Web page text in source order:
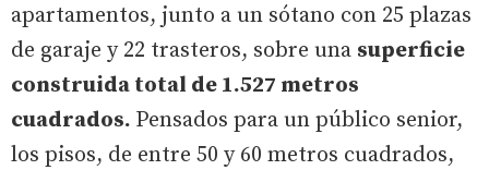
apartamentos, junto a un sótano con 25 plazas
de garaje y 22 trasteros, sobre una superficie
construida total de 1.527 metros
cuadrados. Pensados para un público senior,
los pisos, de entre 50 y 60 metros cuadrados,